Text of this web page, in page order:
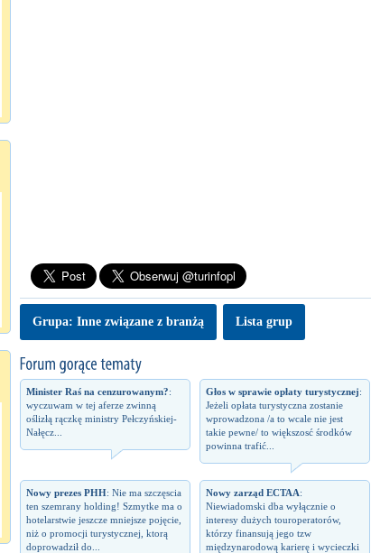
Grupa: Inne związane z branżą Lista grup
Minister Raś na cenzurowanym?:
wyczuwam w tej aferze zwinną
oślizłą rączkę ministry Pełczyńskiej-
Nałęcz...
Głos w sprawie opłaty turystycznej:
Jeżeli opłata turystyczna zostanie
wprowadzona /a to wcale nie jest
takie pewne/ to większosć środków
powinna trafić...
Nowy prezes PHH: Nie ma szczęscia
ten szemrany holding! Szmytke ma o
hotelarstwie jeszcze mniejsze pojęcie,
niż o promocji turystycznej, ktorą
doprowadził do...
Nowy zarząd ECTAA:
Niewiadomski dba wyłącznie o
interesy dużych touroperatorów,
którzy finansują jego tzw
międzynarodową karierę i wycieczki